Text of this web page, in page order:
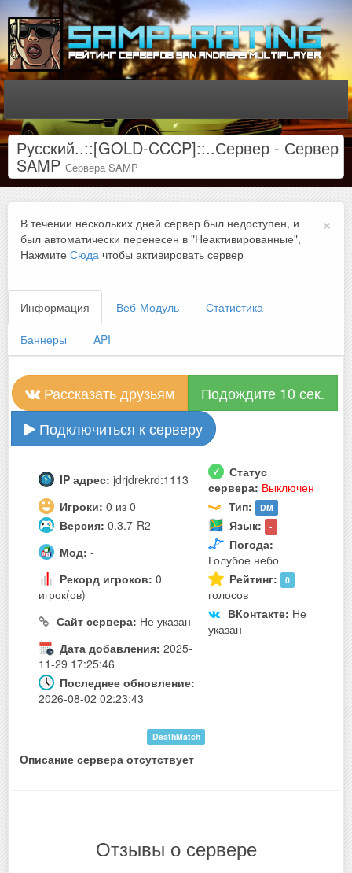
Русский..::[GOLD-CCCP]::..Сервер - Сервер
SAMP Сервера SAMP
×
В течении нескольких дней сервер был недоступен, и
был автоматически перенесен в "Неактивированные",
Нажмите Сюда чтобы активировать сервер
Информация Веб-Модуль Статистика
Баннеры API
Рассказать друзьям
Подождите 10 сек.
Подключиться к серверу
IP адрес: jdrjdrekrd:1113
Статус
сервера: Выключен
Игроки: 0 из 0 Тип: DM
Версия: 0.3.7-R2 Язык: -
Мод: -
Погода:
Голубое небо
Рекорд игроков: 0
игрок(ов)
Рейтинг: 0
голосов
Сайт сервера: Не указан ВКонтакте: Не
указан
Дата добавления: 2025-
11-29 17:25:46
Последнее обновление:
2026-08-02 02:23:43
DeathMatch
Описание сервера отсутствует
Отзывы о сервере